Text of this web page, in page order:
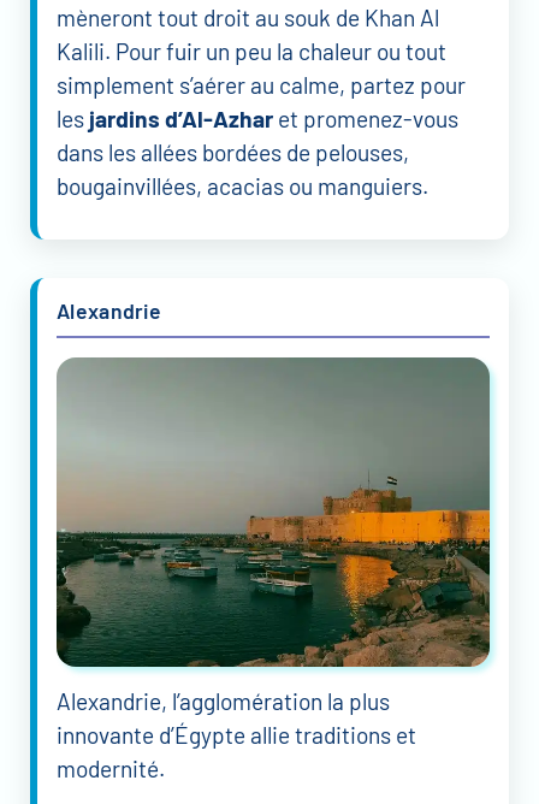
mèneront tout droit au souk de Khan Al
Kalili. Pour fuir un peu la chaleur ou tout
simplement s’aérer au calme, partez pour
les jardins d’Al-Azhar et promenez-vous
dans les allées bordées de pelouses,
bougainvillées, acacias ou manguiers.
Alexandrie
Alexandrie, l’agglomération la plus
innovante d’Égypte allie traditions et
modernité.